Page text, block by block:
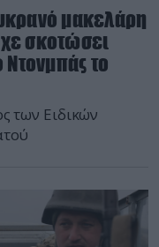
μακελάρη
σκοτώσει
το
των Ειδικών